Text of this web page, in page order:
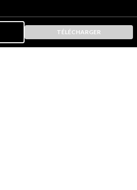
TÉLÉCHARGER